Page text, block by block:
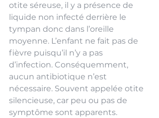
otite séreuse, il y a présence de
liquide non infecté derrière le
tympan donc dans l’oreille
moyenne. L’enfant ne fait pas de
fièvre puisqu’il n’y a pas
d’infection. Conséquemment,
aucun antibiotique n’est
nécessaire. Souvent appelée otite
silencieuse, car peu ou pas de
symptôme sont apparents.